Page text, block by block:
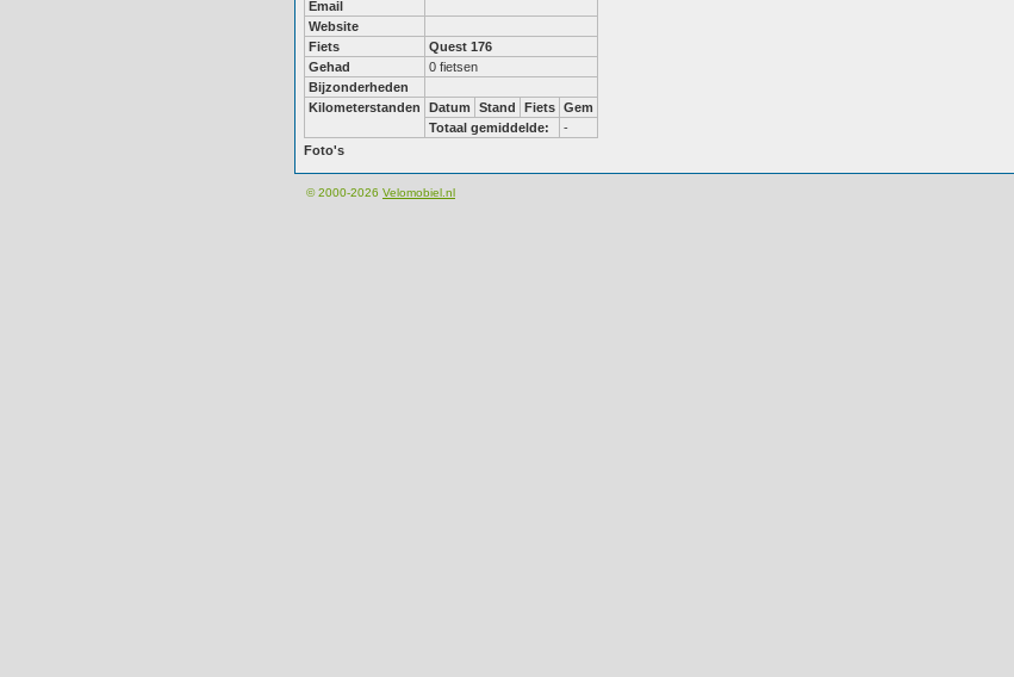
Email
Website
Fiets
Quest 176
Gehad
0 fietsen
Bijzonderheden
Kilometerstanden
Datum Stand Fiets Gem
Totaal gemiddelde:
-
Foto's
© 2000-2026 Velomobiel.nl